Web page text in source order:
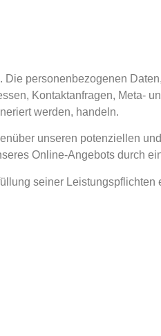
personenbezogenen
Kontaktanfragen, Meta-
werden, handeln.
unseren potenziellen
Online-Angebots durch
seiner